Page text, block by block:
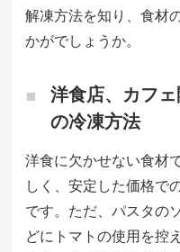
解凍方法を知り、食材
かがでしょうか。
洋食店、カフ
の冷凍方法
洋食に欠かせない食材
しく、安定した価格で
です。ただ、パスタの
どにトマトの使用を控